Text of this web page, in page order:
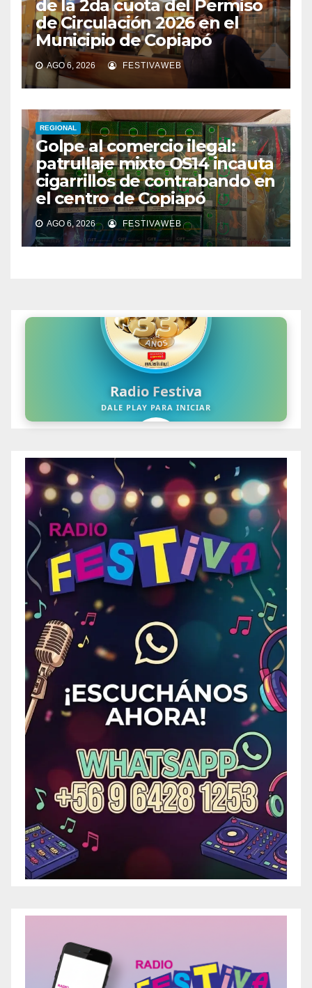
de la 2da cuota del Permiso
de Circulación 2026 en el
Municipio de Copiapó
AGO 6, 2026 FESTIVAWEB
REGIONAL
Golpe al comercio ilegal:
patrullaje mixto OS14 incauta
cigarrillos de contrabando en
el centro de Copiapó
AGO 6, 2026 FESTIVAWEB